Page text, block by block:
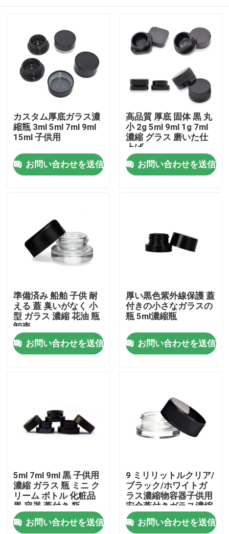
ビデオ
私達について
私達に連絡しなさい
引用を要求しなさい
ガラス濃縮物の瓶
カスタム厚底ガラス濃
縮瓶 3ml 5ml 7ml 9ml
15ml 子供用
お問い合わせを送信
高品質 厚底 固体 黒 丸
小 2g 5ml 9ml 1g 7ml
濃縮 グラス 磨いた仕
上げ
お問い合わせを送信
準備済み 船舶 子供 耐
える 蓋 臭いがなく 小
型 ガラス 濃縮 花油 瓶
卸売
お問い合わせを送信
厚い黒色紫外線保護 蓋
付きの小さなガラスの
瓶 5ml濃縮瓶
お問い合わせを送信
5ml 7ml 9ml 黒 子供用
濃縮 ガラス 瓶 ミニ ク
リーム ボトル 化粧品
黒 容器 蓋付き 瓶
お問い合わせを送信
9 ミリリットルクリア/
ブラック/ホワイトガ
ラス濃縮物容器子供用
安全蓋付きガラス濃縮
物瓶ガラス包装
お問い合わせを送信